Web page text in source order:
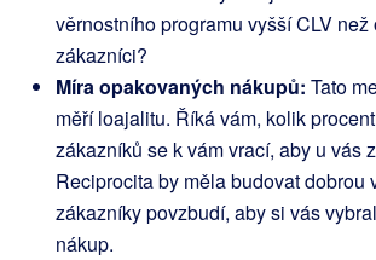
věrnostního programu vyšší CLV než
zákazníci?
Míra opakovaných nákupů: Tato
měří loajalitu. Říká vám, kolik
zákazníků se k vám vrací, aby u vás
Reciprocita by měla budovat dobrou
zákazníky povzbudí, aby si vás
nákup.